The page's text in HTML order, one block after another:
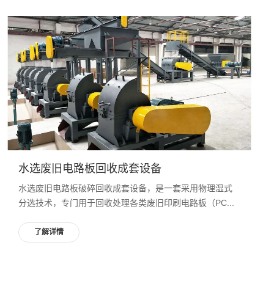
水选废旧电路板回收成套设备
水选废旧电路板破碎回收成套设备，是一套采用物理湿式
分选技术，专门用于回收处理各类废旧印刷电路板（PC...
了解详情